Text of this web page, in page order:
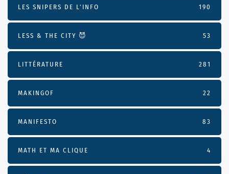
LES SNIPERS DE L’INFO 190
LESS & THE CITY 😈 53
LITTÉRATURE 281
MAKINGOF 22
MANIFESTO 83
MATH ET MA CLIQUE 4